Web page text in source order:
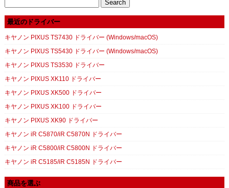
最近のドライバー
キヤノン PIXUS TS7430 ドライバー (Windows/macOS)
キヤノン PIXUS TS5430 ドライバー (Windows/macOS)
キヤノン PIXUS TS3530 ドライバー
キヤノン PIXUS XK110 ドライバー
キヤノン PIXUS XK500 ドライバー
キヤノン PIXUS XK100 ドライバー
キヤノン PIXUS XK90 ドライバー
キヤノン iR C5870/iR C5870N ドライバー
キヤノン iR C5800/iR C5800N ドライバー
キヤノン iR C5185/iR C5185N ドライバー
商品を選ぶ